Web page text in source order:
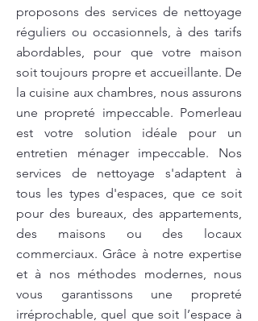
proposons des services de nettoyage
réguliers ou occasionnels, à des tarifs
abordables, pour que votre maison
soit toujours propre et accueillante. De
la cuisine aux chambres, nous assurons
une propreté impeccable. Pomerleau
est votre solution idéale pour un
entretien ménager impeccable. Nos
services de nettoyage s'adaptent à
tous les types d'espaces, que ce soit
pour des bureaux, des appartements,
des maisons ou des locaux
commerciaux. Grâce à notre expertise
et à nos méthodes modernes, nous
vous garantissons une propreté
irréprochable, quel que soit l’espace à